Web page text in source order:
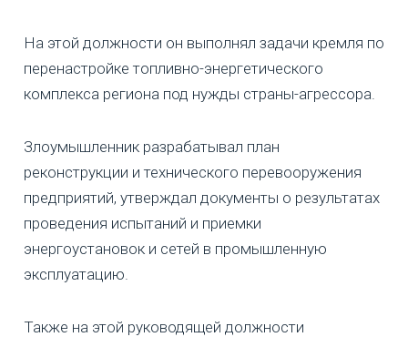
На этой должности он выполнял задачи кремля по
перенастройке топливно-энергетического
комплекса региона под нужды страны-агрессора.
Злоумышленник разрабатывал план
реконструкции и технического перевооружения
предприятий, утверждал документы о результатах
проведения испытаний и приемки
энергоустановок и сетей в промышленную
эксплуатацию.
Также на этой руководящей должности